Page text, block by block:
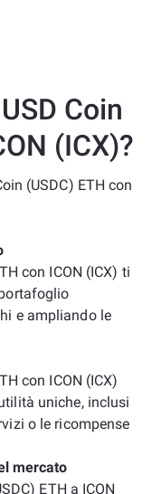
Coin
(ICX)?
(USDC) ETH con
con ICON (ICX) ti
e ampliando le
con ICON (ICX)
uniche, inclusi
o le ricompense
mercato
ETH a ICON